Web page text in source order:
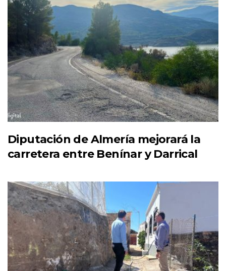
Diputación de Almería mejorará la
carretera entre Benínar y Darrical